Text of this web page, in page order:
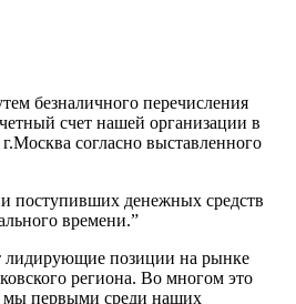
безналичного перечисления
счет нашей организации в
согласно выставленного
поступивших денежных средств
времени.”
лидирующие позиции на рынке
региона. Во многом это
мы первыми среди наших